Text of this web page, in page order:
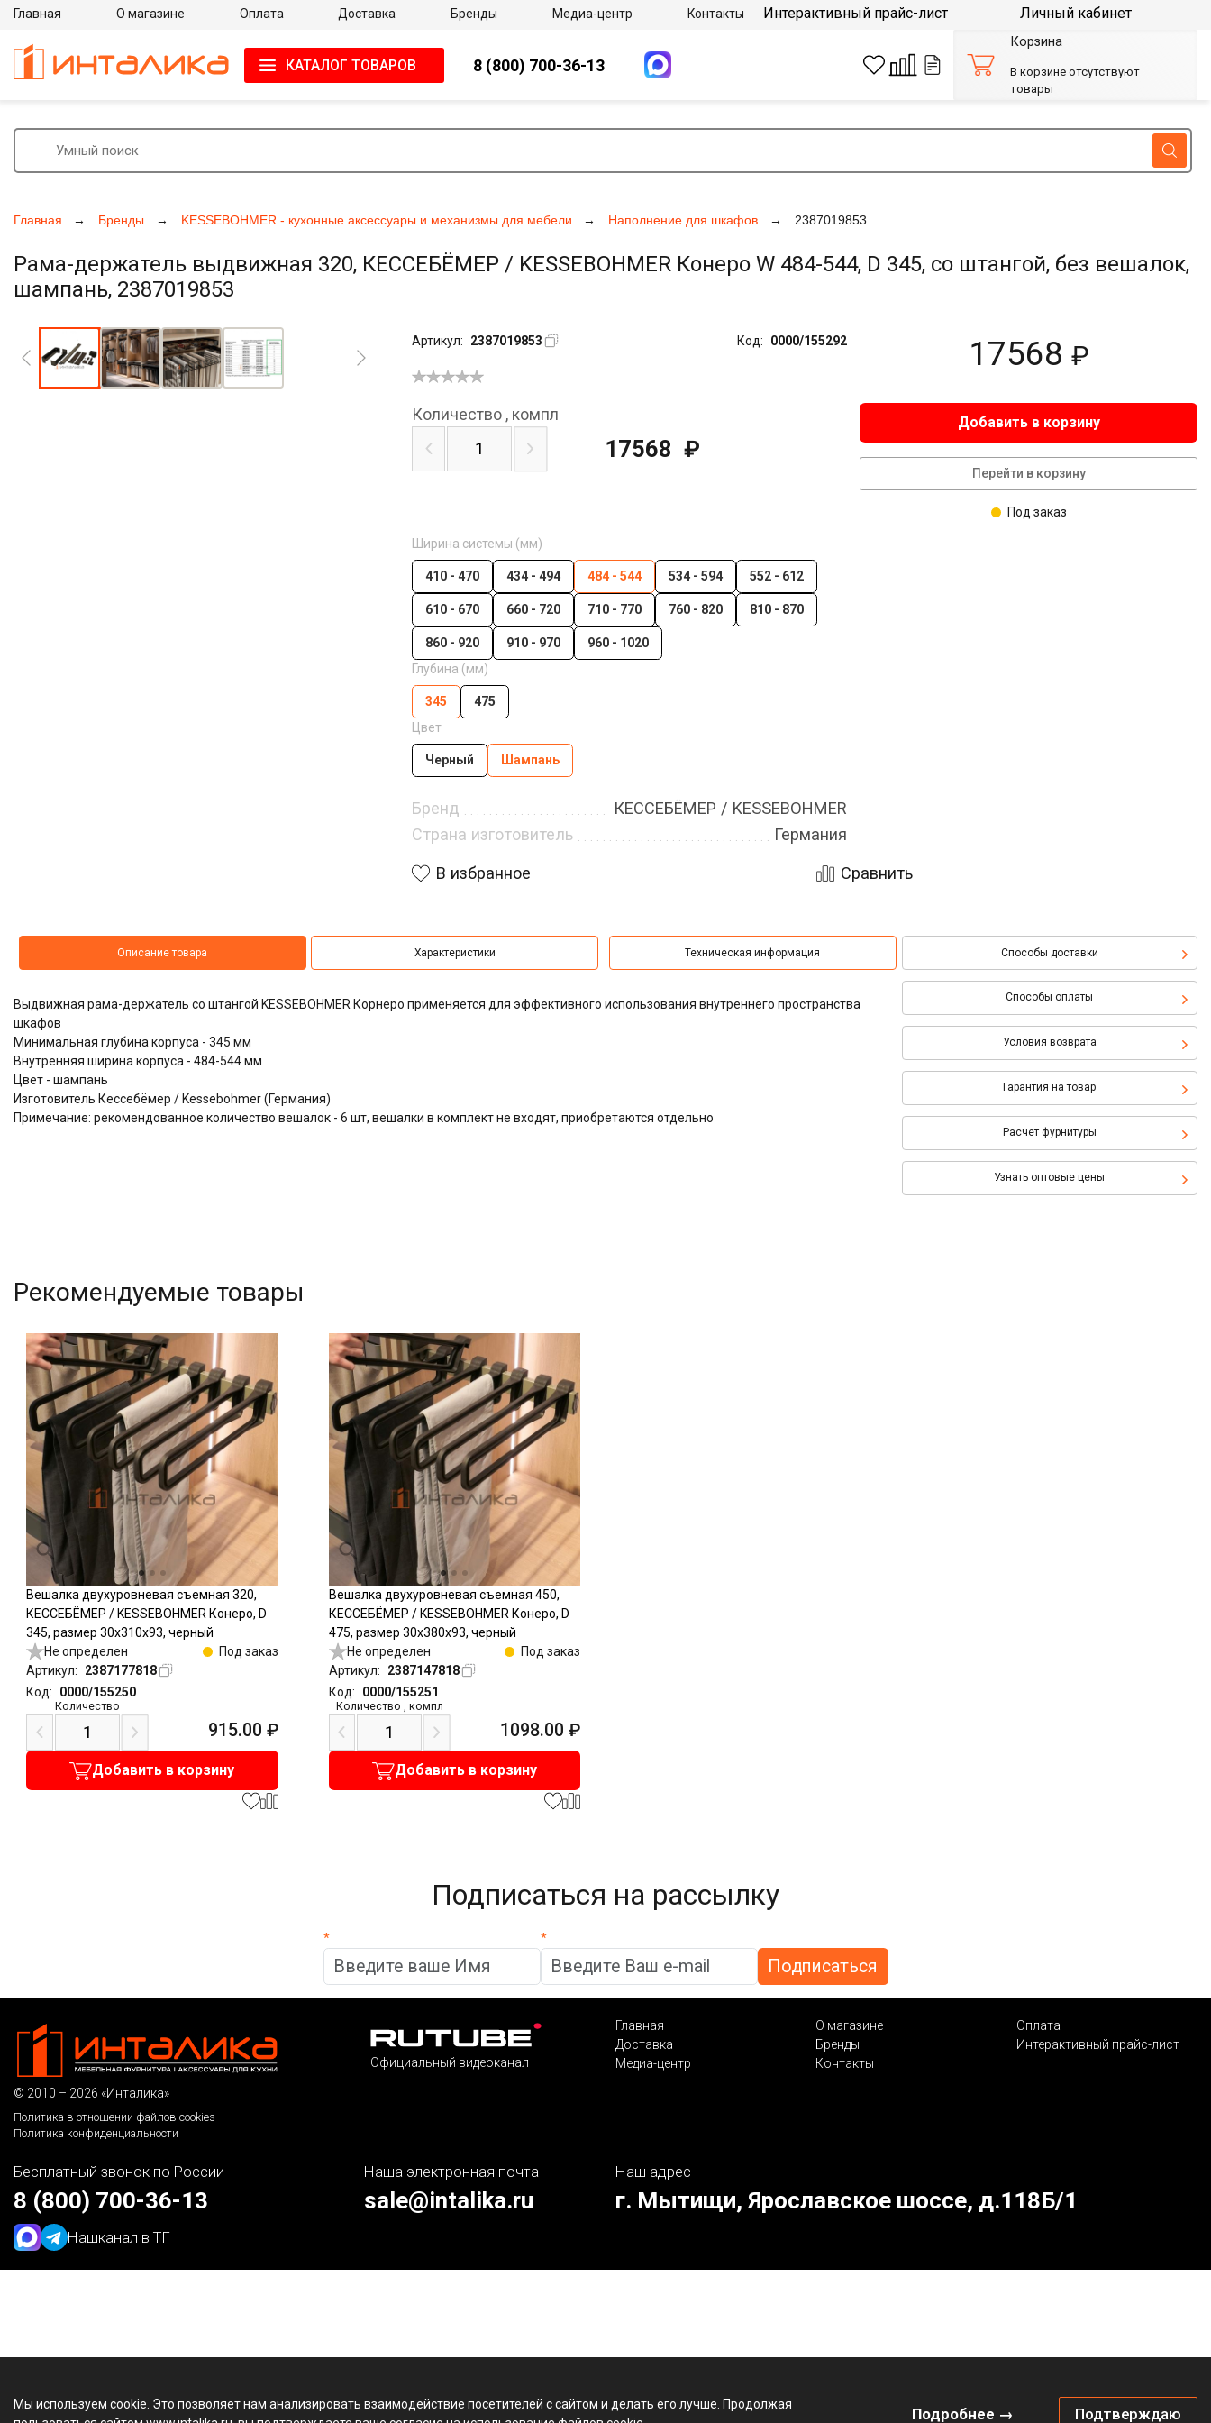
Главная Бренды KESSEBOHMER - кухонные аксессуары и механизмы для мебели Наполнение для шкафов 2387019853
Рама-держатель выдвижная 320, КЕССЕБЁМЕР / KESSEBOHMER Конеро W 484-544, D 345, со штангой, без вешалок,
шампань, 2387019853
Артикул: 2387019853 Код: 0000/155292 17568 ₽
Ширина системы (мм)
410 - 470 434 - 494 484 - 544 534 - 594 552 - 612
610 - 670 660 - 720 710 - 770 760 - 820 810 - 870
860 - 920 910 - 970
960 - 1020
Глубина (мм)
345
475
Цвет
Черный Шампань
Бренд
КЕССЕБЁМЕР / KESSEBOHMER
Страна изготовитель
Германия
Количество , компл
17568 ₽
Добавить в корзину
Перейти в корзину
Под заказ
В избранное Сравнить
Описание товара Характеристики Техническая информация Способы доставки
Способы оплаты
Условия возврата
Гарантия на товар
Расчет фурнитуры
Узнать оптовые цены
Выдвижная рама-держатель со штангой KESSEBOHMER Корнеро применяется для эффективного использования внутреннего пространства
шкафов
Минимальная глубина корпуса - 345 мм
Внутренняя ширина корпуса - 484-544 мм
Цвет - шампань
Изготовитель Кессебёмер / Kessebohmer (Германия)
Примечание: рекомендованное количество вешалок - 6 шт, вешалки в комплект не входят, приобретаются отдельно
Рекомендуемые товары
Вешалка двухуровневая съемная 320,
КЕССЕБЁМЕР / KESSEBOHMER Конеро, D
345, размер 30x310x93, черный
Не определен
Под заказ
Артикул:
2387177818
Код:
0000/155250
Количество
915.00 ₽
Добавить в корзину
Вешалка двухуровневая съемная 450,
КЕССЕБЁМЕР / KESSEBOHMER Конеро, D
475, размер 30x380x93, черный
Не определен
Под заказ
Артикул:
2387147818
Код:
0000/155251
Количество компл
1098.00 ₽
Добавить в корзину
Главная О магазине Оплата Доставка Бренды Медиа-центр Контакты Интерактивный прайс-лист Личный кабинет
КАТАЛОГ ТОВАРОВ 8 (800) 700-36-13
Корзина
В корзине отсутствуют
товары
Подписаться на рассылку
* *
Мы используем cookie. Это позволяет нам анализировать взаимодействие посетителей с сайтом и делать его лучше. Продолжая
Подробнее → Подтверждаю
© 2010 – 2026 «Инталика»
Политика в отношении файлов cookies
Политика конфиденциальности
Официальный видеоканал
Главная О магазине
Оплата
Доставка
Бренды
Интерактивный прайс-лист
Медиа-центр
Контакты
Бесплатный звонок по России
8 (800) 700-36-13
Нашканал в ТГ
Наша электронная почта
sale@intalika.ru
Наш адрес
г. Мытищи, Ярославское шоссе, д.118Б/1